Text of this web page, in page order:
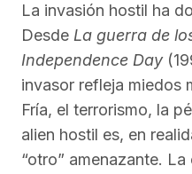
La invasión hostil ha
Desde La guerra de
Independence Day
invasor refleja miedos
Fría, el terrorismo, la
alien hostil es, en
“otro” amenazante.